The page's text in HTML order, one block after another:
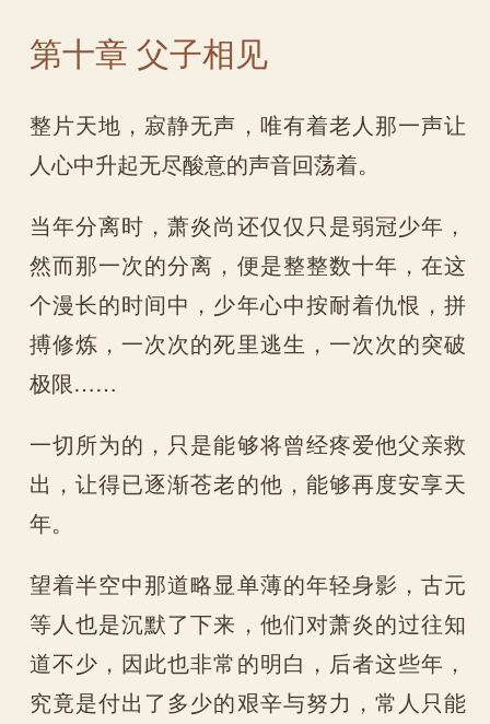
第十章 父子相见
整片天地，寂静无声，唯有着老人那一声让
人心中升起无尽酸意的声音回荡着。
当年分离时，萧炎尚还仅仅只是弱冠少年，
然而那一次的分离，便是整整数十年，在这
个漫长的时间中，少年心中按耐着仇恨，拼
搏修炼，一次次的死里逃生，一次次的突破
极限……
一切所为的，只是能够将曾经疼爱他父亲救
出，让得已逐渐苍老的他，能够再度安享天
年。
望着半空中那道略显单薄的年轻身影，古元
等人也是沉默了下来，他们对萧炎的过往知
道不少，因此也非常的明白，后者这些年，
究竟是付出了多少的艰辛与努力，常人只能